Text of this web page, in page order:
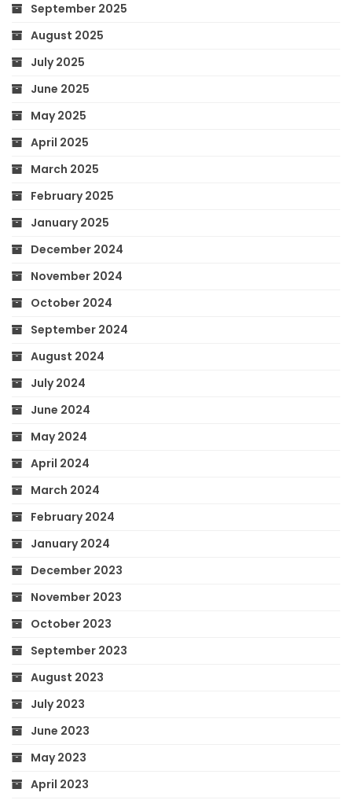
September 2025
August 2025
July 2025
June 2025
May 2025
April 2025
March 2025
February 2025
January 2025
December 2024
November 2024
October 2024
September 2024
August 2024
July 2024
June 2024
May 2024
April 2024
March 2024
February 2024
January 2024
December 2023
November 2023
October 2023
September 2023
August 2023
July 2023
June 2023
May 2023
April 2023